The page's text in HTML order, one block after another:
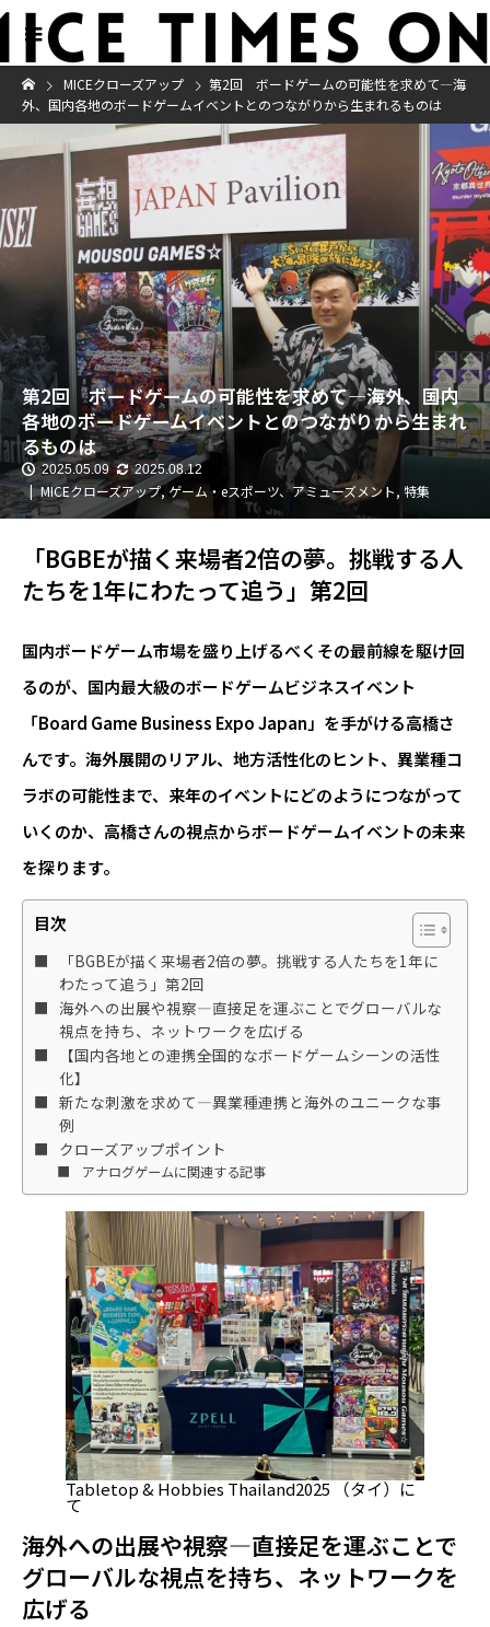
MICEクローズアップ
第2回 ボードゲームの可能性を求めて―海
外、国内各地のボードゲームイベントとのつながりから生まれるものは
第2回 ボードゲームの可能性を求めて―海外、国内
各地のボードゲームイベントとのつながりから生まれ
るものは
2025.05.09 2025.08.12
MICEクローズアップ, ゲーム・eスポーツ、アミューズメント, 特集
「BGBEが描く来場者2倍の夢。挑戦する人
たちを1年にわたって追う」第2回
国内ボードゲーム市場を盛り上げるべくその最前線を駆け回
るのが、国内最大級のボードゲームビジネスイベント
「Board Game Business Expo Japan」を手がける高橋さ
んです。海外展開のリアル、地方活性化のヒント、異業種コ
ラボの可能性まで、来年のイベントにどのようにつながって
いくのか、高橋さんの視点からボードゲームイベントの未来
を探ります。
目次
「BGBEが描く来場者2倍の夢。挑戦する人たちを1年に
わたって追う」第2回
海外への出展や視察―直接足を運ぶことでグローバルな
視点を持ち、ネットワークを広げる
【国内各地との連携――全国的なボードゲームシーンの活性
化】
新たな刺激を求めて―異業種連携と海外のユニークな事
例
クローズアップポイント
アナログゲームに関連する記事
Tabletop & Hobbies Thailand2025 （タイ）に
て
海外への出展や視察―直接足を運ぶことで
グローバルな視点を持ち、ネットワークを
広げる